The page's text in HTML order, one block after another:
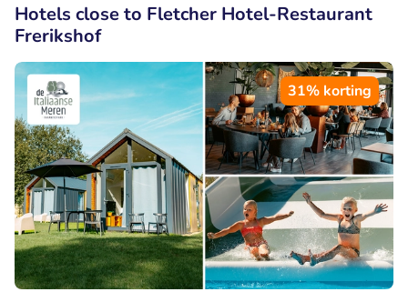
Hotels close to Fletcher Hotel-Restaurant
Frerikshof
31% korting